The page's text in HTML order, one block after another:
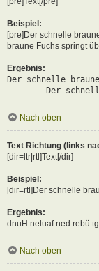
Beispiel:
[pre]Der schnelle
braune Fuchs springt
Ergebnis:
Der schnelle
Der
Nach oben
Text Richtung (links
[dir=ltr|rtl]Text[/dir]
Beispiel:
[dir=rtl]Der schnelle
Ergebnis:
Der schnelle braune
Nach oben